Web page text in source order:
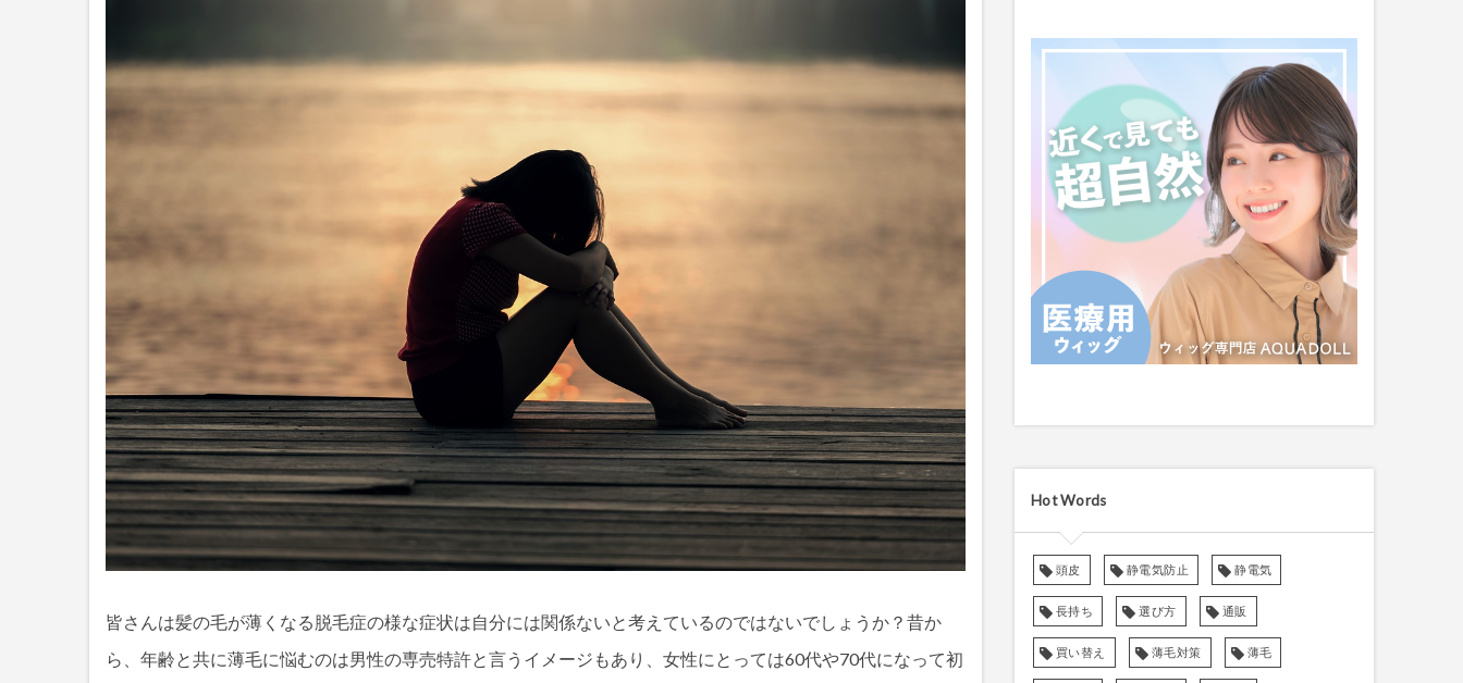
皆さんは髪の毛が薄くなる脱毛症の様な症状は自分には関係ないと考えているのではないでしょうか？昔か
ら、年齢と共に薄毛に悩むのは男性の専売特許と言うイメージもあり、女性にとっては60代や70代になって初
Hot Words
頭皮 静電気防止 静電気
長持ち 選び方 通販
買い替え 薄毛対策 薄毛